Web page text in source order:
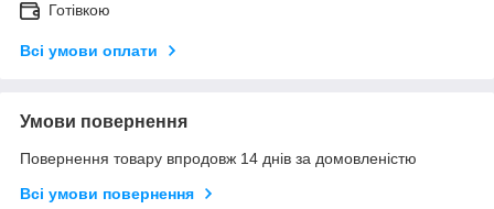
Готівкою
Всі умови оплати
Умови повернення
Повернення товару впродовж 14 днів за домовленістю
Всі умови повернення